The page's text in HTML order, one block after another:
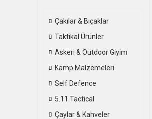
Çakılar & Bıçaklar
Taktikal Ürünler
Askeri & Outdoor Giyim
Kamp Malzemeleri
Self Defence
5.11 Tactical
Çaylar & Kahveler